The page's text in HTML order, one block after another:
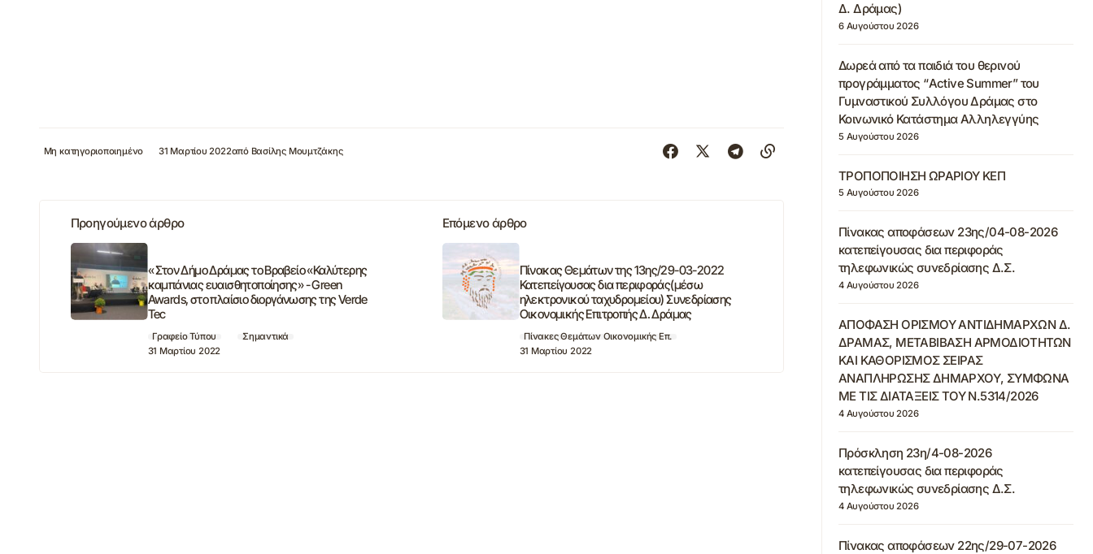
Μη κατηγοριοποιημένο 31 Μαρτίου 2022από Βασίλης Μουμτζάκης
Προηγούμενο άρθρο
« Στον Δήμο Δράμας το Βραβείο «Καλύτερης
καμπάνιας ευαισθητοποίησης» - Green
Awards, στο πλαίσιο διοργάνωσης της Verde
Tec
Γραφείο Τύπου
Σημαντικά
31 Μαρτίου 2022
Επόμενο άρθρο
Πίνακας Θεμάτων της 13ης/29-03-2022
Κατεπείγουσας δια περιφοράς(μέσω
ηλεκτρονικού ταχυδρομείου) Συνεδρίασης
Οικονομικής Επιτροπής Δ. Δράμας
Πίνακες Θεμάτων Οικονομικής Επ.
31 Μαρτίου 2022
Δ. Δράμας)
6 Αυγούστου 2026
Δωρεά από τα παιδιά του θερινού
προγράμματος “Active Summer” του
Γυμναστικού Συλλόγου Δράμας στο
Κοινωνικό Κατάστημα Αλληλεγγύης
5 Αυγούστου 2026
ΤΡΟΠΟΠΟΙΗΣΗ ΩΡΑΡΙΟΥ ΚΕΠ
5 Αυγούστου 2026
Πίνακας αποφάσεων 23ης/04-08-2026
κατεπείγουσας δια περιφοράς
τηλεφωνικώς συνεδρίασης Δ.Σ.
4 Αυγούστου 2026
ΑΠΟΦΑΣΗ ΟΡΙΣΜΟΥ ΑΝΤΙΔΗΜΑΡΧΩΝ Δ.
ΔΡΑΜΑΣ, ΜΕΤΑΒΙΒΑΣΗ ΑΡΜΟΔΙΟΤΗΤΩΝ
ΚΑΙ ΚΑΘΟΡΙΣΜΟΣ ΣΕΙΡΑΣ
ΑΝΑΠΛΗΡΩΣΗΣ ΔΗΜΑΡΧΟΥ, ΣΥΜΦΩΝΑ
ΜΕ ΤΙΣ ΔΙΑΤΑΞΕΙΣ ΤΟΥ Ν.5314/2026
4 Αυγούστου 2026
Πρόσκληση 23η/4-08-2026
κατεπείγουσας δια περιφοράς
τηλεφωνικώς συνεδρίασης Δ.Σ.
4 Αυγούστου 2026
Πίνακας αποφάσεων 22ης/29-07-2026